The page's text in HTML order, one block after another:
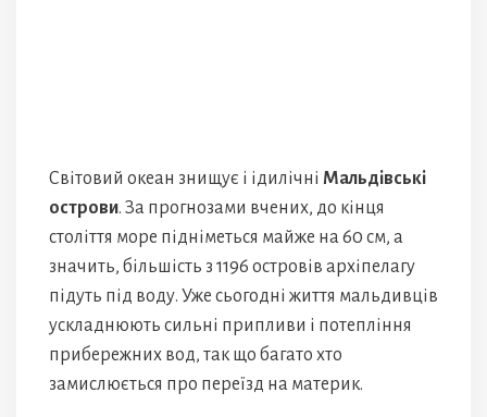
Світовий океан знищує і ідилічні Мальдівські
острови. За прогнозами вчених, до кінця
століття море підніметься майже на 60 см, а
значить, більшість з 1196 островів архіпелагу
підуть під воду. Уже сьогодні життя мальдивців
ускладнюють сильні припливи і потепління
прибережних вод, так що багато хто
замислюється про переїзд на материк.